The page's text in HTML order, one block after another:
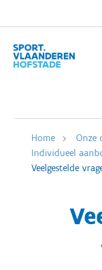
Home Onze
Individueel
Veelgestelde